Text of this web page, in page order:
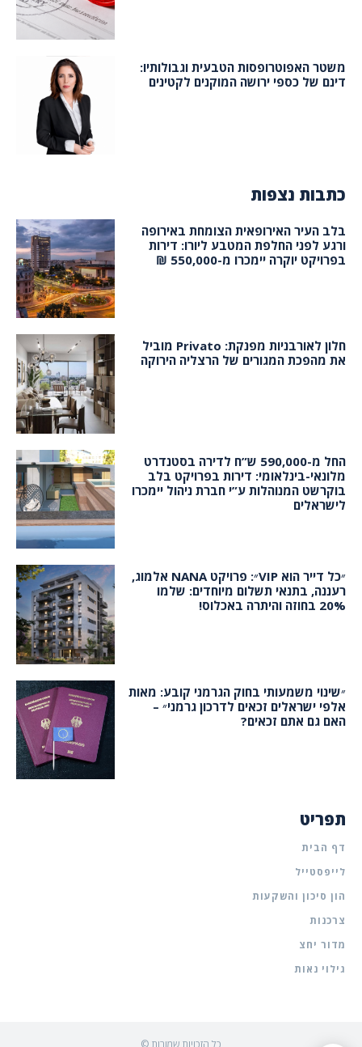
משטר האפוטרופסות הטבעית וגבולותיו:
דינם של כספי ירושה המוקנים לקטינים
כתבות נצפות
בלב העיר האירופאית הצומחת באירופה
ורגע לפני החלפת המטבע ליורו: דירות
בפרויקט יוקרה יימכרו מ-550,000 ₪
חלון לאורבניות מפנקת: Privato מוביל
את מהפכת המגורים של הרצליה הירוקה
החל מ-590,000 ש”ח לדירה בסטנדרט
מלונאי-בינלאומי: דירות בפרויקט בלב
בוקרשט המנוהלות ע”י חברת ניהול יימכרו
לישראלים
״כל דייר הוא VIP״: פרויקט NANA אלמוג,
רעננה, בתנאי תשלום מיוחדים: שלמו
20% בחוזה והיתרה באכלוס!
״שינוי משמעותי בחוק הגרמני קובע: מאות
אלפי ישראלים זכאים לדרכון גרמני״ –
האם גם אתם זכאים?
תפריט
דף הבית
לייפסטייל
הון סיכון והשקעות
צרכנות
מדור יחצ
גילוי נאות
© כל הזכויות שמורות